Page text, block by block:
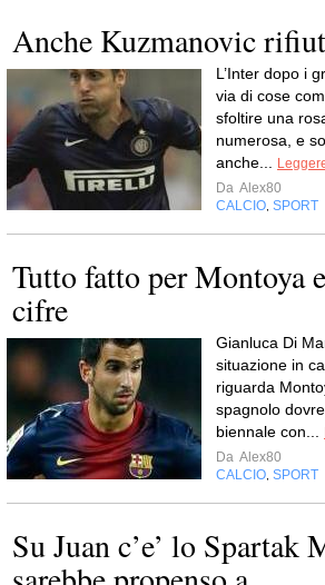
Anche Kuzmanovic
L’Inter dopo i
via di cose
sfoltire una
numerosa, e
anche...
Da Alex80
CALCIO SPORT
Tutto fatto per Montoya
cifre
Gianluca Di
situazione in
riguarda
spagnolo
biennale con...
Da Alex80
CALCIO SPORT
Su Juan c’e’ lo Spartak